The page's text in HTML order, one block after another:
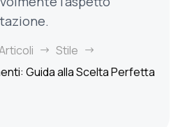
$ Stile $
Guida alla Scelta Perfetta